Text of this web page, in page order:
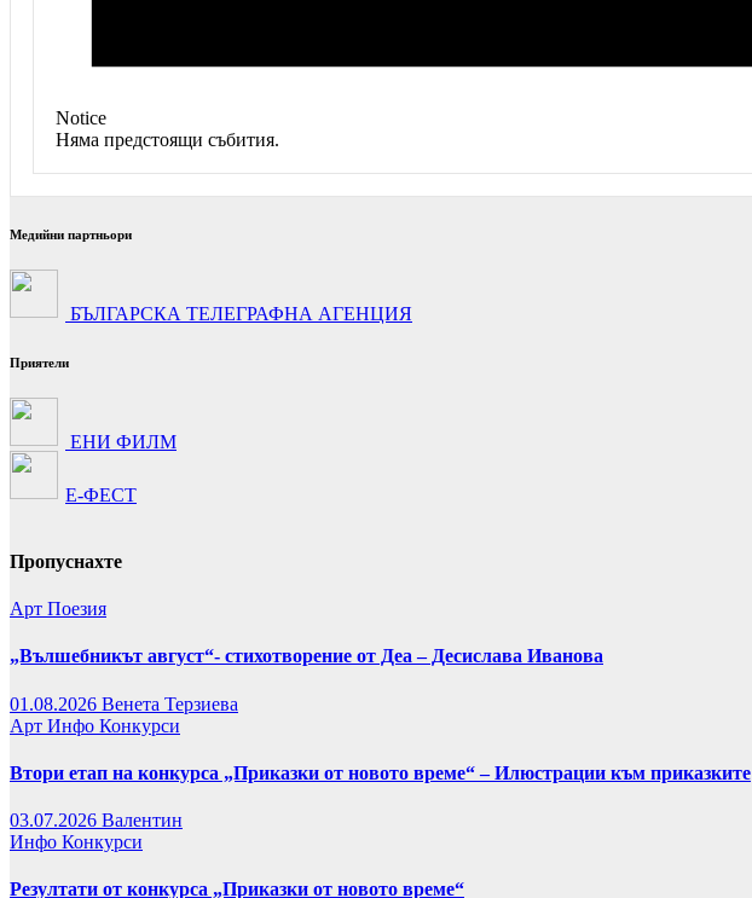
Notice
Няма предстоящи събития.
Медийни партньори
БЪЛГАРСКА ТЕЛЕГРАФНА АГЕНЦИЯ
Приятели
ЕНИ ФИЛМ
Е-ФЕСТ
Пропуснахте
Арт Поезия
„Вълшебникът август“- стихотворение от Деа – Десислава Иванова
01.08.2026 Венета Терзиева
Арт Инфо Конкурси
Втори етап на конкурса „Приказки от новото време“ – Илюстрации към приказките
03.07.2026 Валентин
Инфо Конкурси
Резултати от конкурса „Приказки от новото време“